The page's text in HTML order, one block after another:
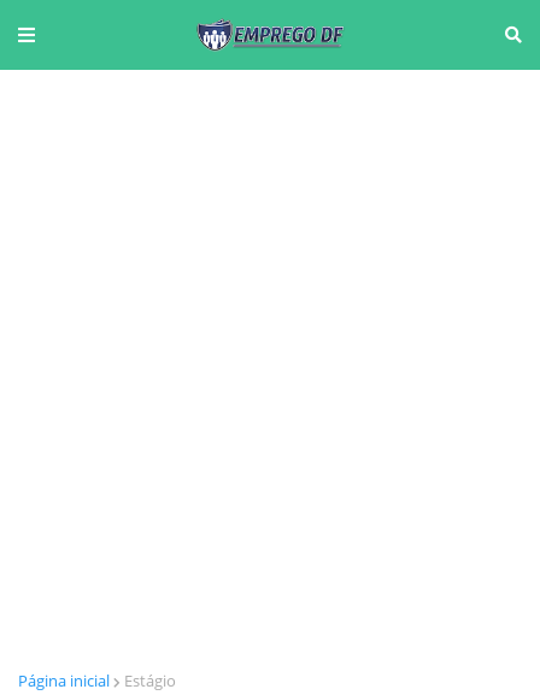
Página inicial Estágio